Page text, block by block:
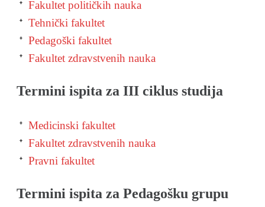
Fakultet političkih nauka
Tehnički fakultet
Pedagoški fakultet
Fakultet zdravstvenih nauka
Termini ispita za III ciklus studija
Medicinski fakultet
Fakultet zdravstvenih nauka
Pravni fakultet
Termini ispita za Pedagošku grupu